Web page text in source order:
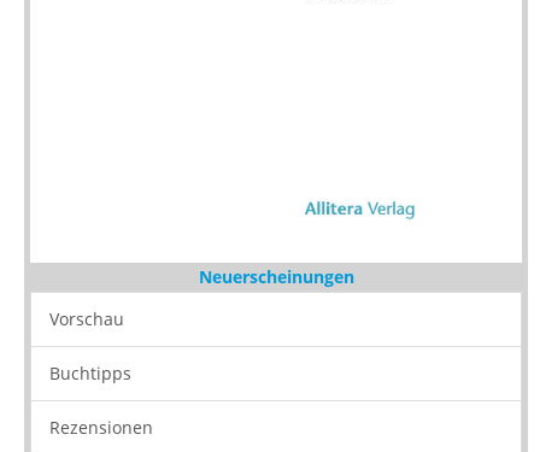
Neuerscheinungen
Vorschau
Buchtipps
Rezensionen